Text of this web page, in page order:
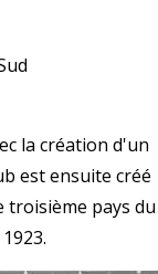
la création d'un
est ensuite créé
troisième pays du